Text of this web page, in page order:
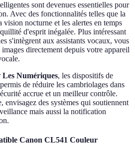
sont devenues essentielles pour
Avec des fonctionnalités telles que la
nocturne et les alertes en temps
d'esprit inégalée. Plus intéressant
s'intègrent aux assistants vocaux, vous
directement depuis votre appareil
Les Numériques, les dispositifs de
de réduire les cambriolages dans
accrue et un meilleur contrôle.
envisagez des systèmes qui soutiennent
mais aussi la notification
Canon CL541 Couleur